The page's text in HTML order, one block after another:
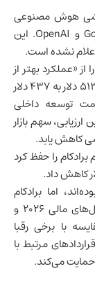
هوش مصنوعی
خود دارد: Google، Meta Platforms، Anthropic و OpenAI. این
نشده است.
«عملکرد بهتر از
بازار» به «خنثی» کاهش داد و هدف قیمتی آن را از ۵۱۳ دلار به ۴۳۷ دلار
توسعه داخلی
سهم بازار
را حفظ کرد
اما برادکام
پیش‌بینی درآمد هوش مصنوعی خود را برای سال‌های مالی ۲۰۲۶ و
با برخی رقبا
مرتبط با
می‌کند.